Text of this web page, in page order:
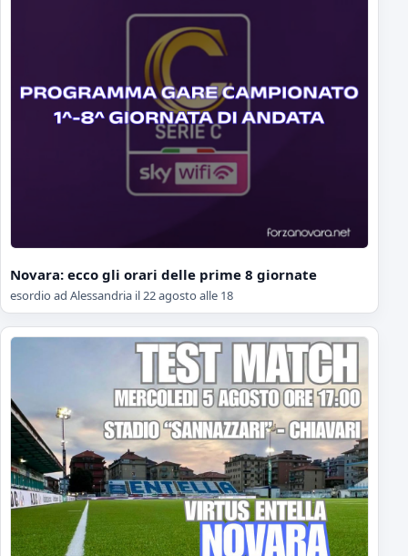
Novara: ecco gli orari delle prime 8 giornate
esordio ad Alessandria il 22 agosto alle 18